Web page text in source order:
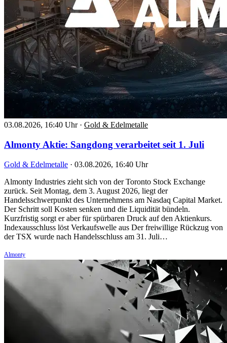
03.08.2026, 16:40 Uhr · Gold & Edelmetalle
Almonty Aktie: Sangdong verarbeitet seit 1. Juli
Gold & Edelmetalle · 03.08.2026, 16:40 Uhr
Almonty Industries zieht sich von der Toronto Stock Exchange
zurück. Seit Montag, dem 3. August 2026, liegt der
Handelsschwerpunkt des Unternehmens am Nasdaq Capital Market.
Der Schritt soll Kosten senken und die Liquidität bündeln.
Kurzfristig sorgt er aber für spürbaren Druck auf den Aktienkurs.
Indexausschluss löst Verkaufswelle aus Der freiwillige Rückzug von
der TSX wurde nach Handelsschluss am 31. Juli…
Almonty